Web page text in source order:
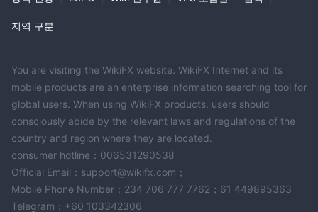
지역 구분
You are visiting the WikiFX website. WikiFX Internet and its
mobile products are an enterprise information searching tool for
global users. When using WikiFX products, users should
consciously abide by the relevant laws and regulations of the
country and region where they are located.
consumer hotline：006531290538
Official Email：support@wikifx.com；
Mobile Phone Number：234 706 777 7762；61 449895363
Telegram：+60 103342306